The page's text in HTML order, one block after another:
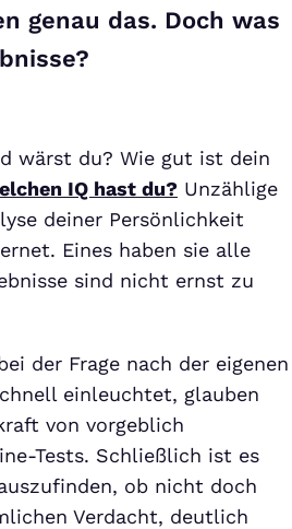
genau das. Doch was
wärst du? Wie gut ist dein
IQ hast du? Unzählige
deiner Persönlichkeit
Eines haben sie alle
sind nicht ernst zu
der Frage nach der eigenen
einleuchtet, glauben
von vorgeblich
Tests. Schließlich ist es
ob nicht doch
Verdacht, deutlich